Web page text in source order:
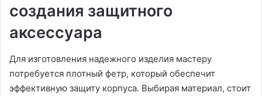
создания защитного
аксессуара
Для изготовления надежного изделия мастеру
потребуется плотный фетр, который обеспечит
эффективную защиту корпуса. Выбирая материал, стоит